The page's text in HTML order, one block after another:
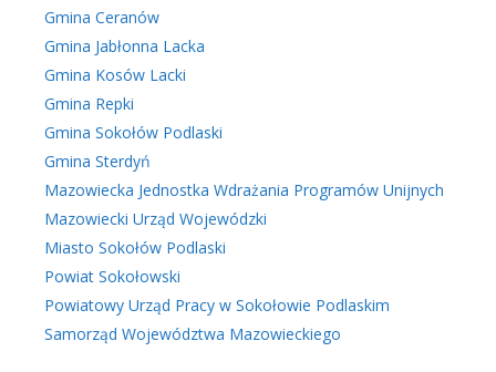
Gmina Ceranów
Gmina Jabłonna Lacka
Gmina Kosów Lacki
Gmina Repki
Gmina Sokołów Podlaski
Gmina Sterdyń
Mazowiecka Jednostka Wdrażania Programów Unijnych
Mazowiecki Urząd Wojewódzki
Miasto Sokołów Podlaski
Powiat Sokołowski
Powiatowy Urząd Pracy w Sokołowie Podlaskim
Samorząd Województwa Mazowieckiego